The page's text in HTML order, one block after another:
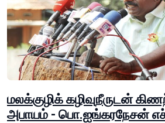
மலக்குழிக் கழிவுநீருடன்
அபாயம் - பொ.ஐங்கரநேசன்